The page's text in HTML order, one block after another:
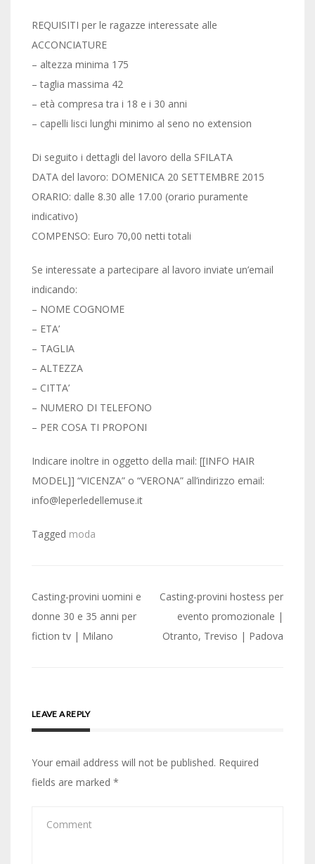
REQUISITI per le ragazze interessate alle
ACCONCIATURE
– altezza minima 175
– taglia massima 42
– età compresa tra i 18 e i 30 anni
– capelli lisci lunghi minimo al seno no extension
Di seguito i dettagli del lavoro della SFILATA
DATA del lavoro: DOMENICA 20 SETTEMBRE 2015
ORARIO: dalle 8.30 alle 17.00 (orario puramente
indicativo)
COMPENSO: Euro 70,00 netti totali
Se interessate a partecipare al lavoro inviate un’email
indicando:
– NOME COGNOME
– ETA’
– TAGLIA
– ALTEZZA
– CITTA’
– NUMERO DI TELEFONO
– PER COSA TI PROPONI
Indicare inoltre in oggetto della mail: [[INFO HAIR
MODEL]] “VICENZA” o “VERONA” all’indirizzo email:
info@leperledellemuse.it
Tagged moda
Post
navigation
Casting-provini uomini e
donne 30 e 35 anni per
fiction tv | Milano
Casting-provini hostess per
evento promozionale |
Otranto, Treviso | Padova
LEAVE A REPLY
Your email address will not be published. Required
fields are marked *